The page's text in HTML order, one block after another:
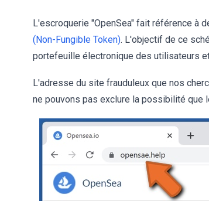
L'escroquerie "OpenSea" fait référence à
(Non-Fungible Token). L'objectif de ce
portefeuille électronique des utilisateurs
L'adresse du site frauduleux que nos
ne pouvons pas exclure la possibilité que